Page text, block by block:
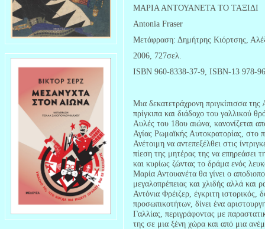
ΜΑΡΙΑ ΑΝΤΟΥΑΝΕΤΑ ΤΟ ΤΑΞΙΔΙ
Antonia Fraser
Μετάφραση: Δημήτρης Κιόρτσης,
2006, 727σελ.
ISBN 960-8338-37-9, ISBN-13 978-
Μια δεκατετράχρονη πριγκίπισσα
πρίγκιπα και διάδοχο του γαλλικού
Αυλές του 18ου αιώνα, κανονίζεται
Αγίας Ρωμαϊκής Αυτοκρατορίας, στο
Ανέτοιμη να αντεπεξέλθει στις
πίεση της μητέρας της να επηρεάσει
και κυρίως ζώντας το δράμα ενός
Μαρία Αντουανέτα θα γίνει ο
μεγαλοπρέπειας και χλιδής αλλά και
Αντόνια Φρέιζερ, έγκριτη ιστορικός,
προσωπικοτήτων, δίνει ένα
Γαλλίας, περιγράφοντας με
της σε μια ξένη χώρα και από μια